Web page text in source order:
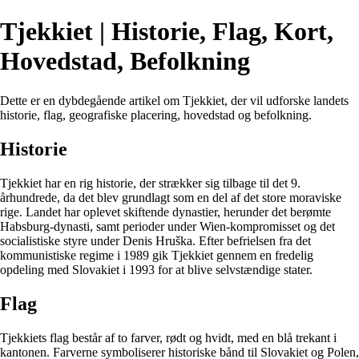
Tjekkiet | Historie, Flag, Kort,
Hovedstad, Befolkning
Dette er en dybdegående artikel om Tjekkiet, der vil udforske landets
historie, flag, geografiske placering, hovedstad og befolkning.
Historie
Tjekkiet har en rig historie, der strækker sig tilbage til det 9.
århundrede, da det blev grundlagt som en del af det store moraviske
rige. Landet har oplevet skiftende dynastier, herunder det berømte
Habsburg-dynasti, samt perioder under Wien-kompromisset og det
socialistiske styre under Denis Hruška. Efter befrielsen fra det
kommunistiske regime i 1989 gik Tjekkiet gennem en fredelig
opdeling med Slovakiet i 1993 for at blive selvstændige stater.
Flag
Tjekkiets flag består af to farver, rødt og hvidt, med en blå trekant i
kantonen. Farverne symboliserer historiske bånd til Slovakiet og Polen,